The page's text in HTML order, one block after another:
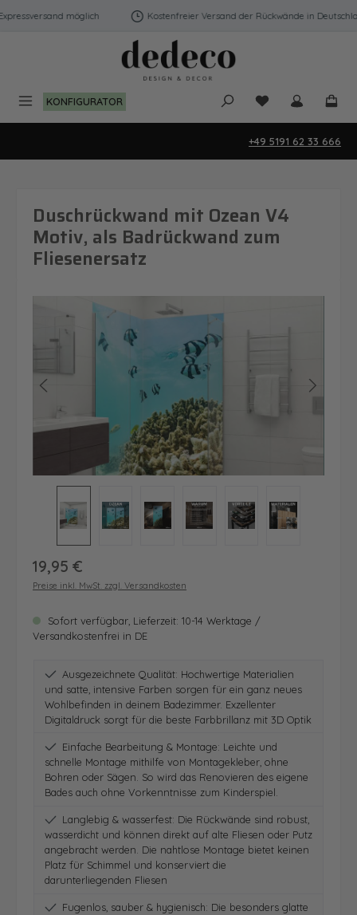
Zum Hauptinhalt springen
möglich Kostenfreier Versand der Rückwände in
KONFIGURATOR Du hast 0
+49 5191 62 33 666
Duschrückwand mit Ozean V4
Motiv, als Badrückwand zum
Fliesenersatz
Bildergalerie überspringen
Regulärer Preis:
19,95 €
Preise inkl. MwSt. zzgl. Versandkosten
Sofort verfügbar, Lieferzeit: 10-14 Werktage /
Versandkostenfrei in DE
Ausgezeichnete Qualität: Hochwertige Materialien
und satte, intensive Farben sorgen für ein ganz neues
Wohlbefinden in deinem Badezimmer. Exzellenter
Digitaldruck sorgt für die beste Farbbrillanz mit 3D Optik
Einfache Bearbeitung & Montage: Leichte und
schnelle Montage mithilfe von Montagekleber, ohne
Bohren oder Sägen. So wird das Renovieren des eigene
Bades auch ohne Vorkenntnisse zum Kinderspiel.
Langlebig & wasserfest: Die Rückwände sind robust,
wasserdicht und können direkt auf alte Fliesen oder Putz
angebracht werden. Die nahtlose Montage bietet keinen
Platz für Schimmel und konserviert die
darunterliegenden Fliesen
Fugenlos, sauber & hygienisch: Die besonders glatte